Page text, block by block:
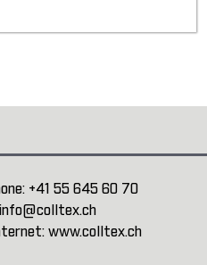
+41 55 645 60 70
info@colltex.ch
www.colltex.ch